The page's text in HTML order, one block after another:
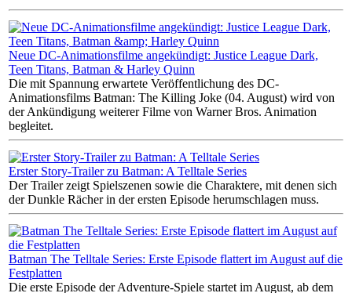
Neue DC-Animationsfilme angekündigt: Justice League Dark,
Teen Titans, Batman & Harley Quinn
Die mit Spannung erwartete Veröffentlichung des DC-
Animationsfilms Batman: The Killing Joke (04. August) wird von
der Ankündigung weiterer Filme von Warner Bros. Animation
begleitet.
Erster Story-Trailer zu Batman: A Telltale Series
Der Trailer zeigt Spielszenen sowie die Charaktere, mit denen sich
der Dunkle Rächer in der ersten Episode herumschlagen muss.
Batman The Telltale Series: Erste Episode flattert im August auf die
Festplatten
Die erste Episode der Adventure-Spiele startet im August, ab dem